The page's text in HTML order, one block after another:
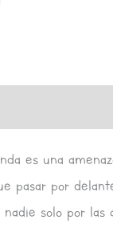
es una
pasar por
solo por las